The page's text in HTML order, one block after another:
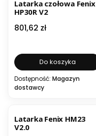
Latarka czołowa Fenix
HP30R V2
Cena
801,62 zł
Do koszyka
Dostępność: Magazyn
dostawcy
Latarka Fenix HM23
V2.0